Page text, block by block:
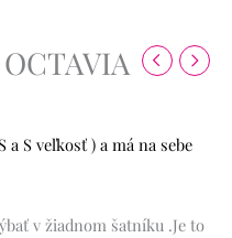
a S veľkosť ) a má na sebe
v žiadnom šatníku .Je to